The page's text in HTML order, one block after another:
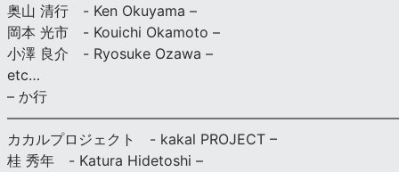
奥山 清行 - Ken Okuyama –
岡本 光市 - Kouichi Okamoto –
小澤 良介 - Ryosuke Ozawa –
etc…
– か行
カカルプロジェクト - kakal PROJECT –
桂 秀年 - Katura Hidetoshi –